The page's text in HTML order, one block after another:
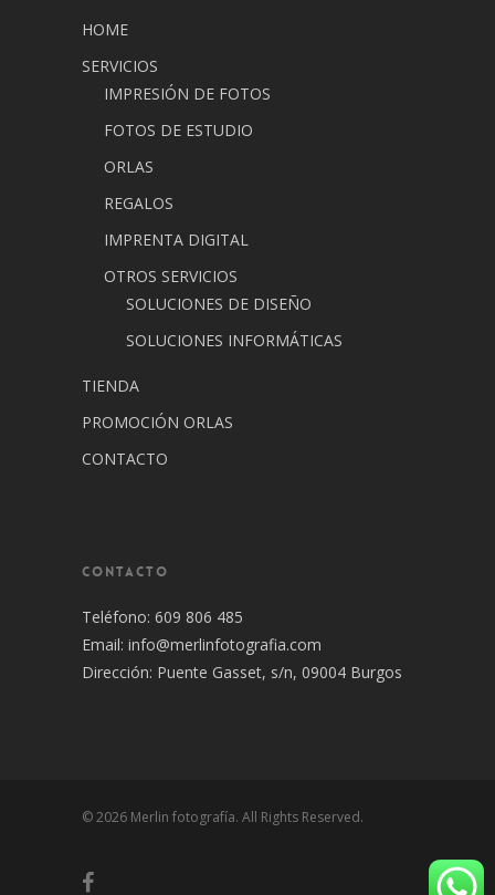
HOME
SERVICIOS
IMPRESIÓN DE FOTOS
FOTOS DE ESTUDIO
ORLAS
REGALOS
IMPRENTA DIGITAL
OTROS SERVICIOS
SOLUCIONES DE DISEÑO
SOLUCIONES INFORMÁTICAS
TIENDA
PROMOCIÓN ORLAS
CONTACTO
CONTACTO
Teléfono: 609 806 485
Email: info@merlinfotografia.com
Dirección: Puente Gasset, s/n, 09004 Burgos
© 2026 Merlin fotografía. All Rights Reserved.